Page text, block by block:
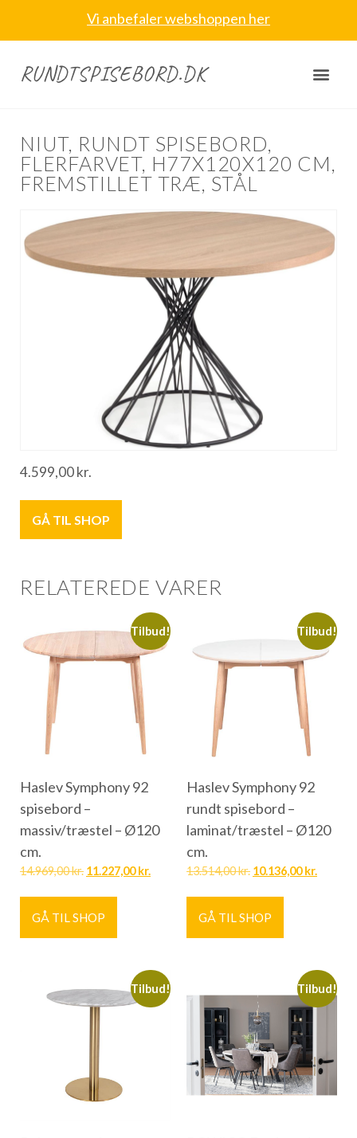
Vi anbefaler webshoppen her
RUNDTSPISEBORD.DK
NIUT, RUNDT SPISEBORD,
FLERFARVET, H77X120X120 CM,
FREMSTILLET TRÆ, STÅL
4.599,00kr.
GÅ TIL SHOP
RELATEREDE VARER
Tilbud!
Haslev Symphony 92
spisebord –
massiv/træstel – Ø120
cm.
14.969,00kr. 11.227,00kr.
GÅ TIL SHOP
Tilbud!
Haslev Symphony 92
rundt spisebord –
laminat/træstel – Ø120
cm.
13.514,00kr. 10.136,00kr.
GÅ TIL SHOP
Tilbud! Tilbud!